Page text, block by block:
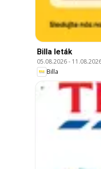
Billa leták
05.08.2026-
Billa